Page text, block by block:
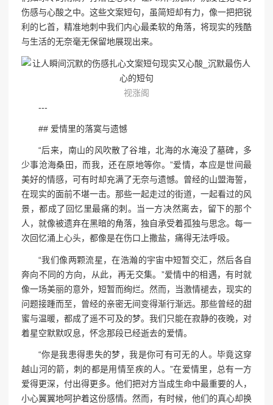
伤感与心酸之中。这些文案短句，虽简短却有力，像一把把锐
利的匕首，精准地刺中我们内心最柔软的角落，将现实的残酷
与生活的无奈毫无保留地展现出来。
视涨阁
---
## 爱情里的落寞与遗憾
“后来，南山的风吹散了谷堆，北海的水淹没了墓碑，多
少事沧海桑田，而我，还在原地等你。”爱情，本应是世间最
美好的情感，可有时却充满了无奈与遗憾。曾经的山盟海誓，
在现实的面前不堪一击。那些一起走过的街道，一起看过的风
景，都成了回忆里最痛的刺。当一方决然离去，留下的那个
人，就像被遗弃在黑暗的角落，独自承受着孤独与思念。每一
次回忆涌上心头，都像是在伤口上撒盐，痛得无法呼吸。
“我们像两颗流星，在浩瀚的宇宙中短暂交汇，然后各自
奔向不同的方向，从此，再无交集。”爱情中的相遇，有时就
像一场美丽的意外，短暂而绚烂。然而，当激情褪去，现实的
问题接踵而至，曾经的亲密无间变得渐行渐远。那些曾经的甜
蜜与温暖，都成了遥不可及的梦。我们只能在寂静的夜晚，对
着星空默默叹息，怀念那段已经逝去的爱情。
“你是我患得患失的梦，我是你可有可无的人。毕竟这穿
越山河的箭，刺的都是用情至疾的人。”在爱情里，总有一方
爱得更深，付出得更多。他们把对方当成生命中最重要的人，
小心翼翼地呵护着这份感情。然而，有时候，他们的真心却换